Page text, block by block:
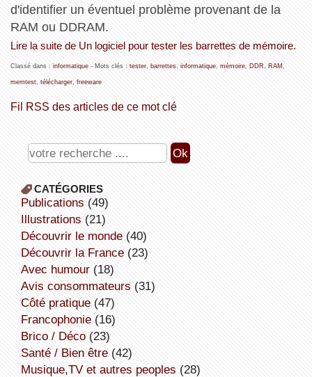
d'identifier un éventuel problème provenant de la
RAM ou DDRAM.
Lire la suite de Un logiciel pour tester les barrettes de mémoire.
Classé dans : informatique- Mots clés : tester, barrettes, informatique, mémoire, DDR RAM
memtest, télécharger, freeware
Fil RSS des articles de ce mot clé
CATÉGORIES
publications (49)
illustrations (21)
découvrir le monde(40)
découvrir la France(23)
avec humour(18)
avis consommateurs (31)
côté pratique(47)
Francophonie(16)
Brico / Déco(23)
Santé / Bien être(42)
Musique,TV et autres peoples (28)